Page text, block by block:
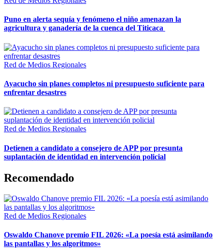
Puno en alerta sequía y fenómeno el niño amenazan la
agricultura y ganadería de la cuenca del Titicaca
Red de Medios Regionales
Ayacucho sin planes completos ni presupuesto suficiente para
enfrentar desastres
Red de Medios Regionales
Detienen a candidato a consejero de APP por presunta
suplantación de identidad en intervención policial
Recomendado
Red de Medios Regionales
Oswaldo Chanove premio FIL 2026: «La poesía está asimilando
las pantallas y los algoritmos»